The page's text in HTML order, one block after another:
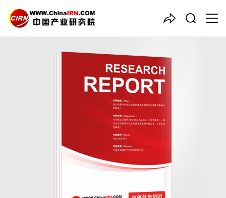
中国产业咨询领导者
2026-2030年中国
行业深度全景调研及发展趋
势预测报告
品质保障，一年免费更新维护
报告编号：1926856
出版日期：2026年5月
《2026-2030年中国车载无人机行业深度全景调研及发展趋势预
测报告》由中研普华车载无人机行业分析专家领衔撰写，主要分析
了车载无人机行业的市场规模、发展现状与投资前景，同时对车载
无人机行业的未来发展做出科学的趋势预测和专业的车载无人机行
业数据分析，帮助客户评估车载无人机行业投资价值。